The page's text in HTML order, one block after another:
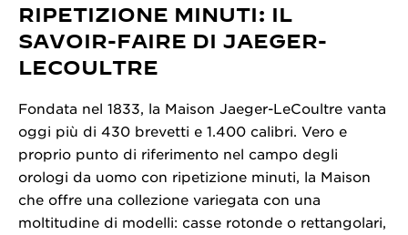
RIPETIZIONE MINUTI: IL
SAVOIR-FAIRE DI JAEGER-
LECOULTRE
Fondata nel 1833, la Maison Jaeger-LeCoultre vanta
oggi più di 430 brevetti e 1.400 calibri. Vero e
proprio punto di riferimento nel campo degli
orologi da uomo con ripetizione minuti, la Maison
che offre una collezione variegata con una
moltitudine di modelli: casse rotonde o rettangolari,